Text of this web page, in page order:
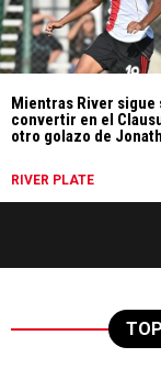
Mientras River sigue
convertir en el
otro golazo de
RIVER PLATE